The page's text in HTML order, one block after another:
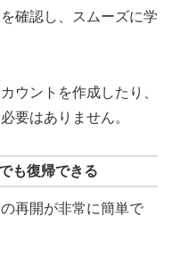
確認し、スムーズに学
ウントを作成したり、
要はありません。
も復帰できる
再開が非常に簡単で